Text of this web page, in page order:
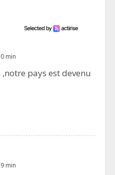
min
pays est devenu
min